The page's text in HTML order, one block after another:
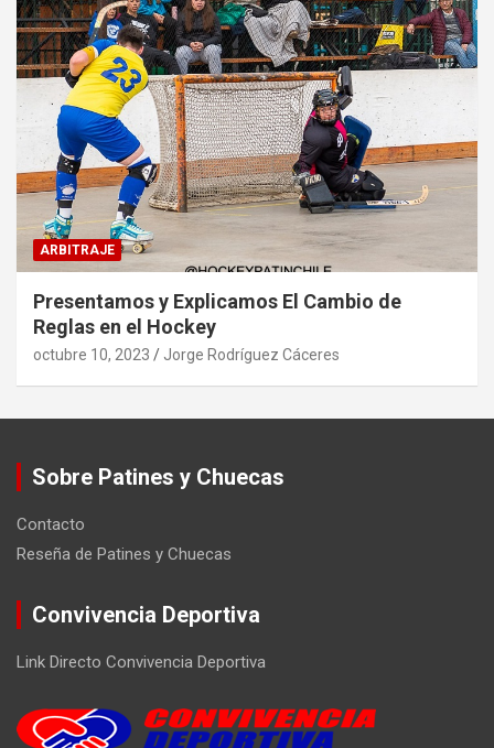
ARBITRAJE
Presentamos y Explicamos El Cambio de
Reglas en el Hockey
octubre 10, 2023 Jorge Rodríguez Cáceres
Sobre Patines y Chuecas
Contacto
Reseña de Patines y Chuecas
Convivencia Deportiva
Link Directo Convivencia Deportiva